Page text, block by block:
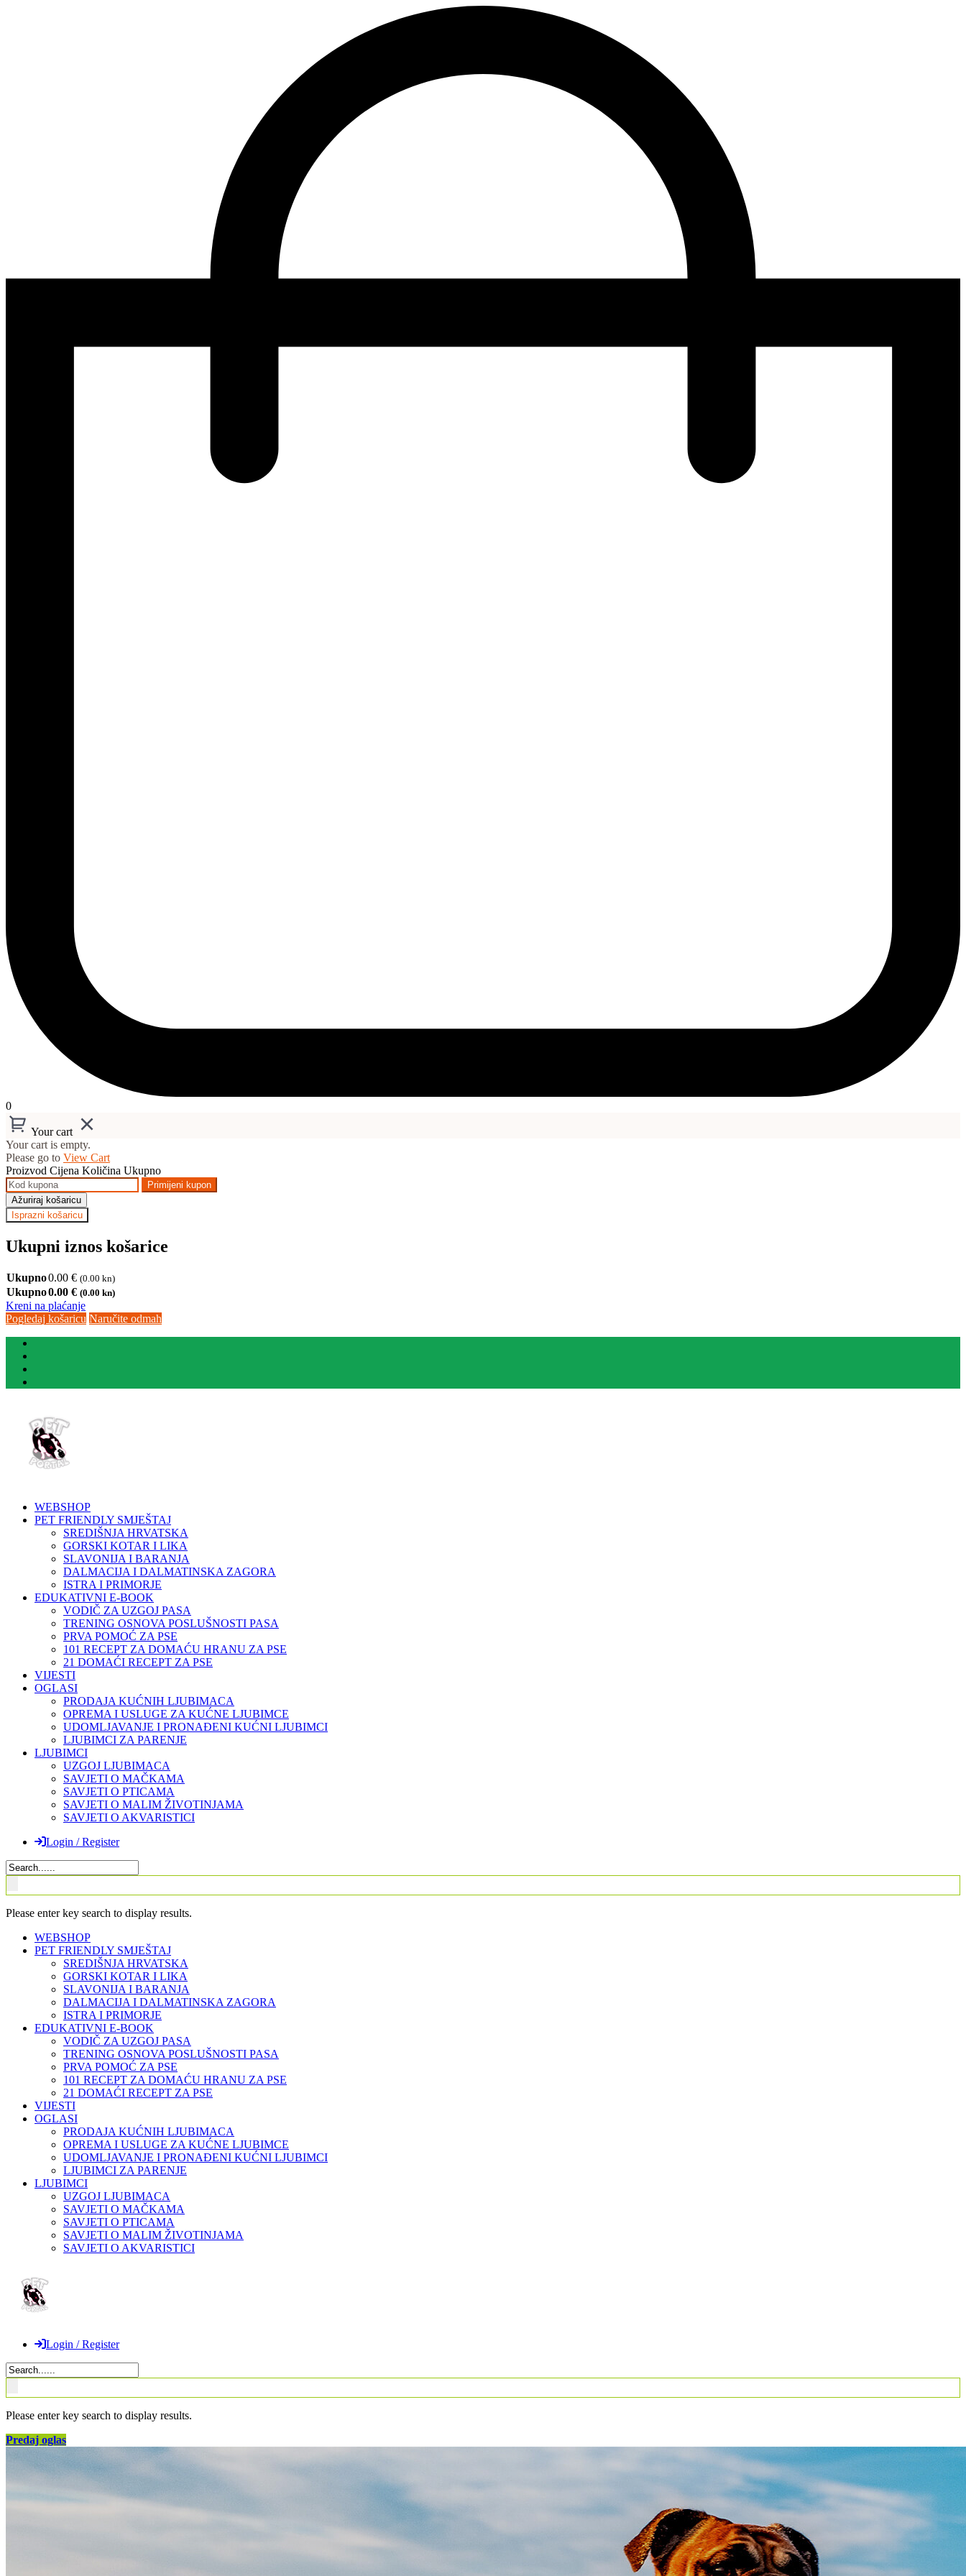
0
Your cart
Your cart is empty.
Please go to View Cart
Proizvod Cijena Količina Ukupno
Primijeni kupon
Ažuriraj košaricu
Isprazni košaricu
Ukupni iznos košarice
Ukupno0.00 € (0.00 kn)
Ukupno0.00 € (0.00 kn)
Kreni na plaćanje
Pogledaj košaricu Naručite odmah
WEBSHOP
PET FRIENDLY SMJEŠTAJ
SREDIŠNJA HRVATSKA
GORSKI KOTAR I LIKA
SLAVONIJA I BARANJA
DALMACIJA I DALMATINSKA ZAGORA
ISTRA I PRIMORJE
EDUKATIVNI E-BOOK
VODIČ ZA UZGOJ PASA
TRENING OSNOVA POSLUŠNOSTI PASA
PRVA POMOĆ ZA PSE
101 RECEPT ZA DOMAĆU HRANU ZA PSE
21 DOMAĆI RECEPT ZA PSE
VIJESTI
OGLASI
PRODAJA KUĆNIH LJUBIMACA
OPREMA I USLUGE ZA KUĆNE LJUBIMCE
UDOMLJAVANJE I PRONAĐENI KUĆNI LJUBIMCI
LJUBIMCI ZA PARENJE
LJUBIMCI
UZGOJ LJUBIMACA
SAVJETI O MAČKAMA
SAVJETI O PTICAMA
SAVJETI O MALIM ŽIVOTINJAMA
SAVJETI O AKVARISTICI
Login / Register
Please enter key search to display results.
WEBSHOP
PET FRIENDLY SMJEŠTAJ
SREDIŠNJA HRVATSKA
GORSKI KOTAR I LIKA
SLAVONIJA I BARANJA
DALMACIJA I DALMATINSKA ZAGORA
ISTRA I PRIMORJE
EDUKATIVNI E-BOOK
VODIČ ZA UZGOJ PASA
TRENING OSNOVA POSLUŠNOSTI PASA
PRVA POMOĆ ZA PSE
101 RECEPT ZA DOMAĆU HRANU ZA PSE
21 DOMAĆI RECEPT ZA PSE
VIJESTI
OGLASI
PRODAJA KUĆNIH LJUBIMACA
OPREMA I USLUGE ZA KUĆNE LJUBIMCE
UDOMLJAVANJE I PRONAĐENI KUĆNI LJUBIMCI
LJUBIMCI ZA PARENJE
LJUBIMCI
UZGOJ LJUBIMACA
SAVJETI O MAČKAMA
SAVJETI O PTICAMA
SAVJETI O MALIM ŽIVOTINJAMA
SAVJETI O AKVARISTICI
Login / Register
Please enter key search to display results.
Predaj oglas